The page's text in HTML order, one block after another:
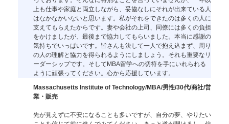
上も仕事や家庭と両立しながら、妥協なしにそれが出来ている人
はなかなかいないと思います。私がそれをできたのは多くの人に
支えてもらえたからです。妻や会社の上司、同僚には多くの負担
をかけましたが、最後まで協力してもらいました。本当に感謝の
気持ちでいっぱいです。皆さんも決して一人で抱え込まず、周り
の人の理解と協力を得られるようにしましょう。それも重要なリ
ーダーシップです。そしてMBA留学への切符を手にいれられる
ように頑張ってください。心から応援しています。
Massachusetts Institute of Technology/MBA/男性/30代/商社/営
業・販売
先が見えずに不安になることも多いですが、自分の夢、やりたい